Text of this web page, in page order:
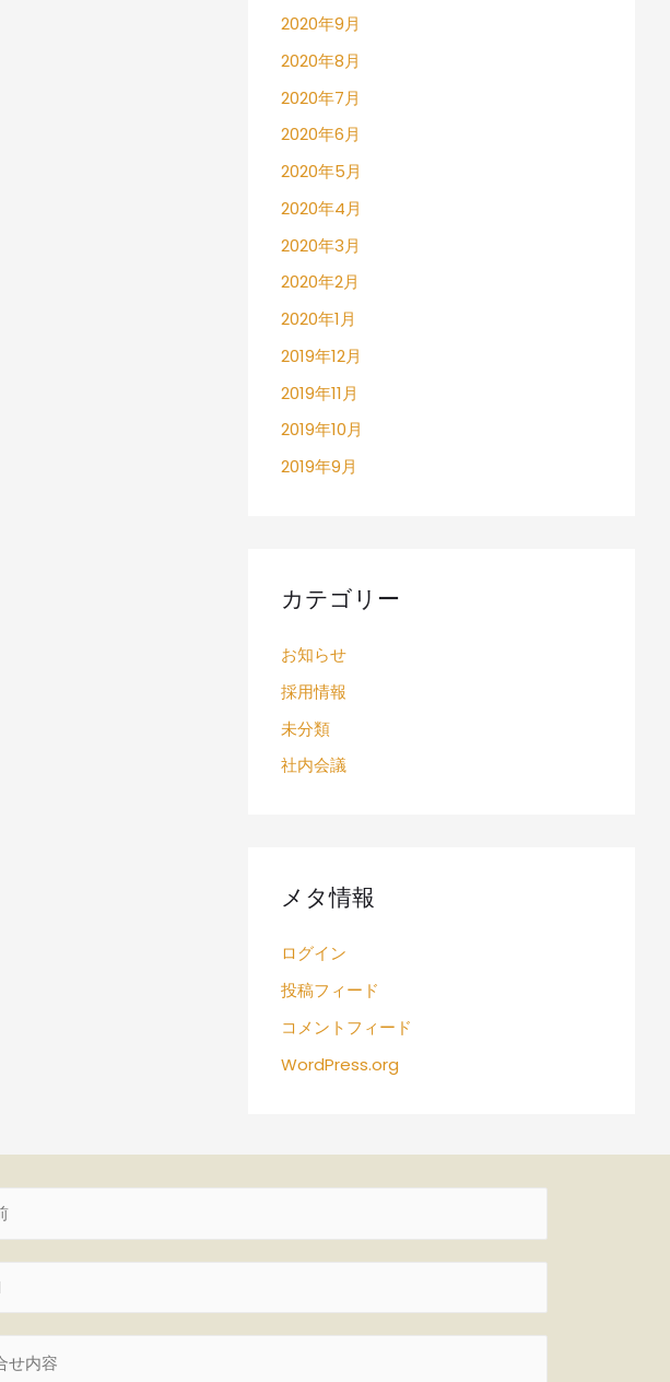
2020年9月
2020年8月
2020年7月
2020年6月
2020年5月
2020年4月
2020年3月
2020年2月
2020年1月
2019年12月
2019年11月
2019年10月
2019年9月
カテゴリー
お知らせ
採用情報
未分類
社内会議
メタ情報
ログイン
投稿フィード
コメントフィード
WordPress.org